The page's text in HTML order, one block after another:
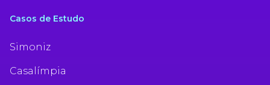
Casos de Estudo
Simoniz
Casalímpia